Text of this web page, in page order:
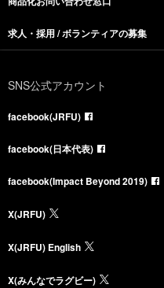
求人・採用 / ボランティアの募集
SNS公式アカウント
facebook(JRFU)
facebook(日本代表)
facebook(Impact Beyond 2019)
X(JRFU)
X(JRFU) English
X(みんなでラグビー)